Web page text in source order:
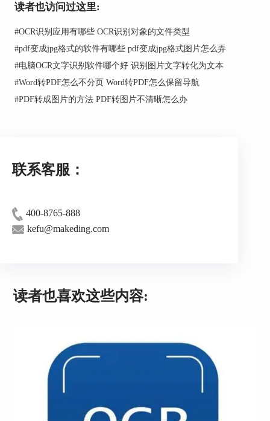
图2：快速识别
ABBYYFineReader15可进行图像内容的自动
域会提取图片等。
图3：识别结果
比如一些特殊符号无法自动识别时，可进行手动修
正。另外，我们也能利用编辑功能，为识别结果添
加、删除一些内容，或将识别结果复制出来。
读者也访问过这里:
#OCR识别应用有哪些 OCR识别对象的文件类型
#pdf变成jpg格式的软件有哪些 pdf变成jpg格式图片怎么弄
#电脑OCR文字识别软件哪个好 识别图片文字转化为文本
#Word转PDF怎么不分页 Word转PDF怎么保留导航
#PDF转成图片的方法 PDF转图片不清晰怎么办
联系客服：
400-8765-888
kefu@makeding.com
读者也喜欢这些内容: